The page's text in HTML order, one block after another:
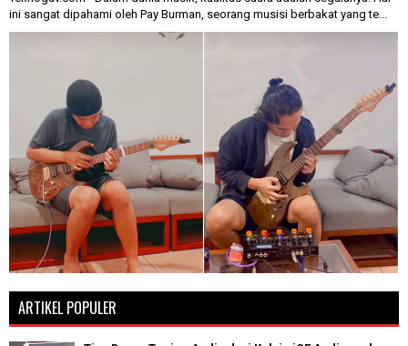
ini sangat dipahami oleh Pay Burman, seorang musisi berbakat yang te...
ARTIKEL POPULER